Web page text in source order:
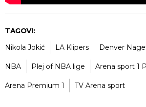
TAGOVI:
Nikola Jokić
LA Klipers Denver
NBA Plej of NBA lige Arena sport 1
Arena Premium 1 TV Arena sport